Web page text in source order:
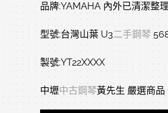
品牌:YAMAHA 內外已清潔整
型號:台灣山葉 U3二手鋼琴
製號:YT22XXXX
中壢中古鋼琴黃先生 嚴選商